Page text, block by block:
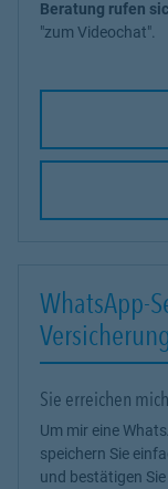
Beratung rufen
"zum Videochat".
WhatsApp-
Versicherung
Sie erreichen
Um mir eine
speichern Sie
und bestätigen